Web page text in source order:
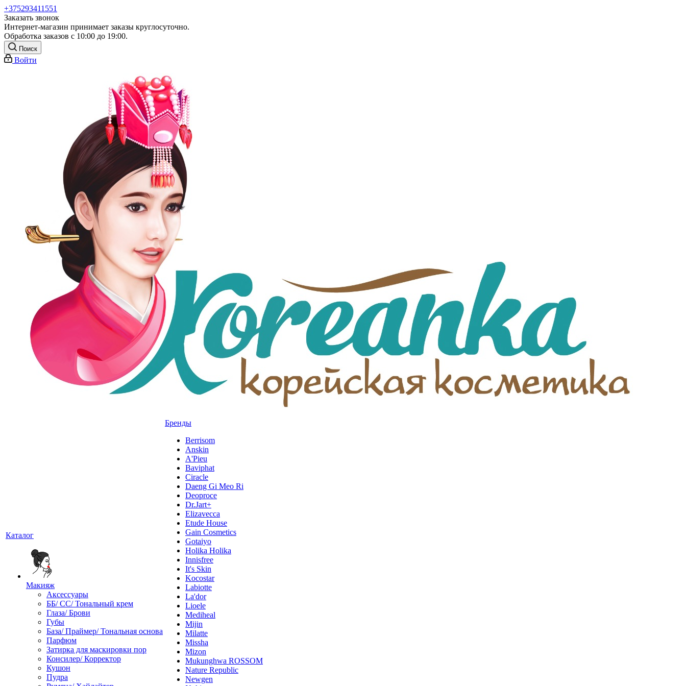
+375293411551
Заказать звонок
Интернет-магазин принимает заказы круглосуточно.
Обработка заказов с 10:00 до 19:00.
Поиск
Войти
Каталог
Макияж
Аксессуары
ББ/ СС/ Тональный крем
Глаза/ Брови
Губы
База/ Праймер/ Тональная основа
Парфюм
Затирка для маскировки пор
Консилер/ Корректор
Кушон
Пудра
Бренды
Berrisom
Anskin
A'Pieu
Baviphat
Ciracle
Daeng Gi Meo Ri
Deoproce
Dr.Jart+
Elizavecca
Etude House
Gain Cosmetics
Gotaiyo
Holika Holika
Innisfree
It's Skin
Kocostar
Labiotte
La'dor
Lioele
Mediheal
Mijin
Milatte
Missha
Mizon
Mukunghwa ROSSOM
Nature Republic
Newgen